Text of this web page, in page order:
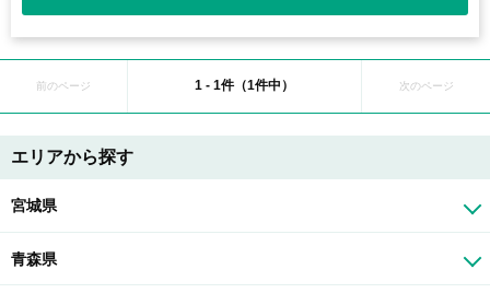
前のページ 1 - 1件（1件中） 次のページ
エリアから探す
宮城県
青森県